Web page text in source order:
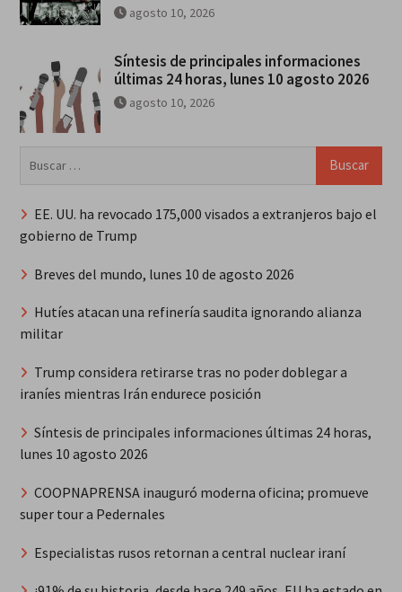
agosto 10, 2026
Síntesis de principales informaciones
últimas 24 horas, lunes 10 agosto 2026
agosto 10, 2026
EE. UU. ha revocado 175,000 visados a extranjeros bajo el
gobierno de Trump
Breves del mundo, lunes 10 de agosto 2026
Hutíes atacan una refinería saudita ignorando alianza
militar
Trump considera retirarse tras no poder doblegar a
iraníes mientras Irán endurece posición
Síntesis de principales informaciones últimas 24 horas,
lunes 10 agosto 2026
COOPNAPRENSA inauguró moderna oficina; promueve
super tour a Pedernales
Especialistas rusos retornan a central nuclear iraní